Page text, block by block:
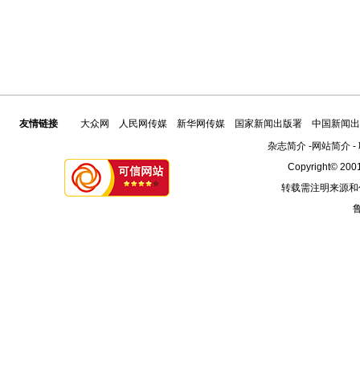
友情链接 大众网 人民网传媒 新华网传媒 国家新闻出版署
中国新闻
杂志简介-网站简介-
Copyright©
转载需注明来源